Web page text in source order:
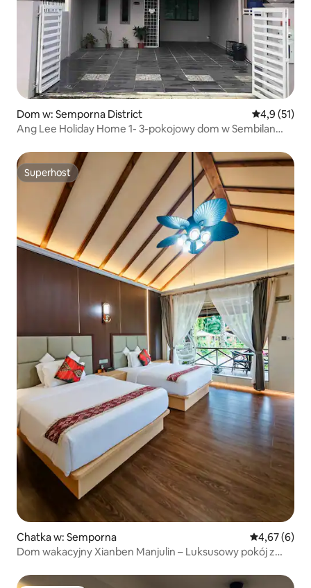
Dom w: Semporna District Średnia
4,9 (51)
Ang Lee Holiday Home 1- 3-pokojowy dom w Sembilan
Superhost
Superhost
Chatka w: Semporna Średnia
4,67 (6)
Dom wakacyjny Xianben Manjulin – Luksusowy pokój z